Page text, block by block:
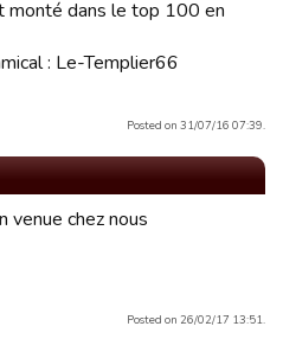
monté dans le top 100 en
: Le-Templier66
Posted on 31/07/16 07:39.
venue chez nous
Posted on 26/02/17 13:51.